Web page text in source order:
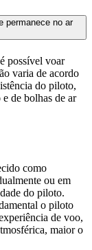
permanece no ar
possível voar
varia de acordo
do piloto,
de bolhas de ar
como
ou em
do piloto.
o piloto
de voo,
maior o